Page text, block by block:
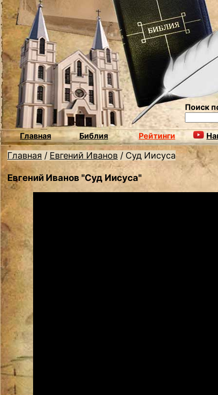
Поиск
Главная Библия Рейтинги
Главная / Евгений Иванов / Суд Иисуса
Евгений Иванов "Суд Иисуса"